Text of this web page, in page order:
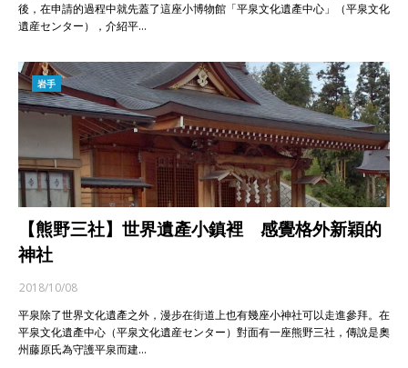
後，在申請的過程中就先蓋了這座小博物館「平泉文化遺產中心」（平泉文化
遺産センター），介紹平…
岩手
【熊野三社】世界遺產小鎮裡 感覺格外新穎的
神社
2018/10/08
平泉除了世界文化遺產之外，漫步在街道上也有幾座小神社可以走進參拜。在
平泉文化遺產中心（平泉文化遺産センター）對面有一座熊野三社，傳說是奧
州藤原氏為守護平泉而建…